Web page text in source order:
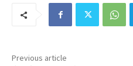
Previous article